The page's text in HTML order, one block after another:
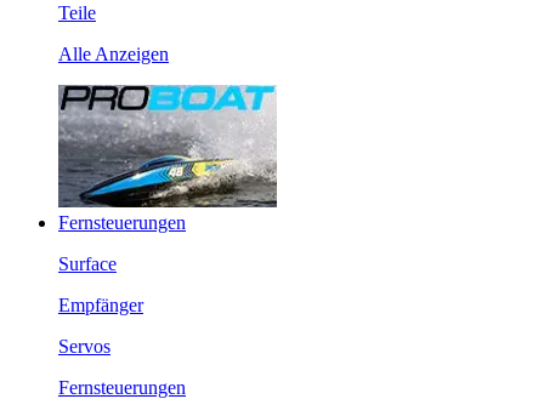
Teile
Alle Anzeigen
Fernsteuerungen
Surface
Empfänger
Servos
Fernsteuerungen